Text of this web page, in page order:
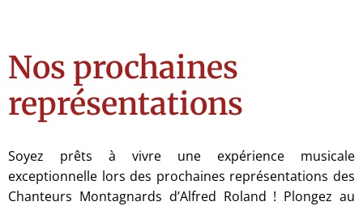
Nos prochaines
représentations
Soyez prêts à vivre une expérience musicale
exceptionnelle lors des prochaines représentations des
Chanteurs Montagnards d’Alfred Roland ! Plongez au